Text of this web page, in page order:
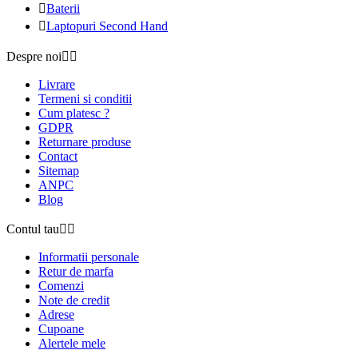
Baterii
Laptopuri Second Hand
Despre noi 
Livrare
Termeni si conditii
Cum platesc ?
GDPR
Returnare produse
Contact
Sitemap
ANPC
Blog
Contul tau 
Informatii personale
Retur de marfa
Comenzi
Note de credit
Adrese
Cupoane
Alertele mele